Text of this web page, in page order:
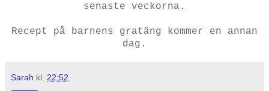
senaste veckorna.
Recept på barnens gratäng kommer en annan
dag.
Sarah kl. 22:52